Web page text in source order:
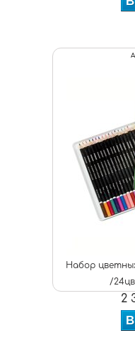
Набор
/
2